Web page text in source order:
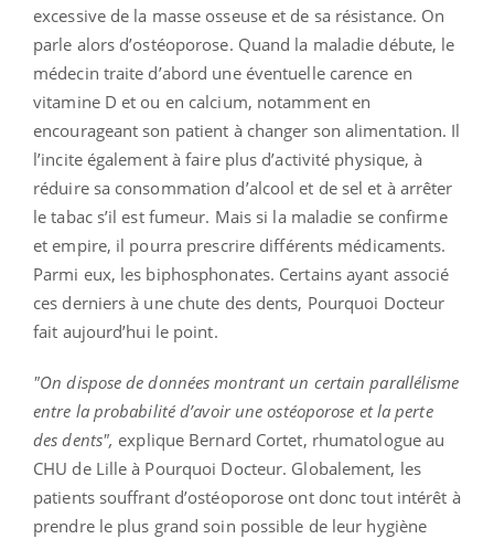
excessive de la masse osseuse et de sa résistance. On
parle alors d’ostéoporose. Quand la maladie débute, le
médecin traite d’abord une éventuelle carence en
vitamine D et ou en calcium, notamment en
encourageant son patient à changer son alimentation. Il
l’incite également à faire plus d’activité physique, à
réduire sa consommation d’alcool et de sel et à arrêter
le tabac s’il est fumeur. Mais si la maladie se confirme
et empire, il pourra prescrire différents médicaments.
Parmi eux, les biphosphonates. Certains ayant associé
ces derniers à une chute des dents, Pourquoi Docteur
fait aujourd’hui le point.
"On dispose de données montrant un certain parallélisme
entre la probabilité d’avoir une ostéoporose et la perte
des dents", explique Bernard Cortet, rhumatologue au
CHU de Lille à Pourquoi Docteur. Globalement, les
patients souffrant d’ostéoporose ont donc tout intérêt à
prendre le plus grand soin possible de leur hygiène